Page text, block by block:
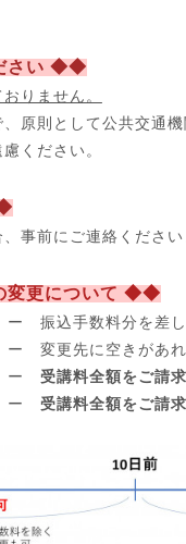
さい ◆◆
りません。
原則として公共交通機
ください。
事前にご連絡ください
変更について ◆◆
振込手数料分を差し
変更先に空きがあれ
受講料全額をご請
受講料全額をご請